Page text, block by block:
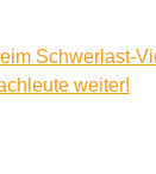
Schwerlast-
weiter!